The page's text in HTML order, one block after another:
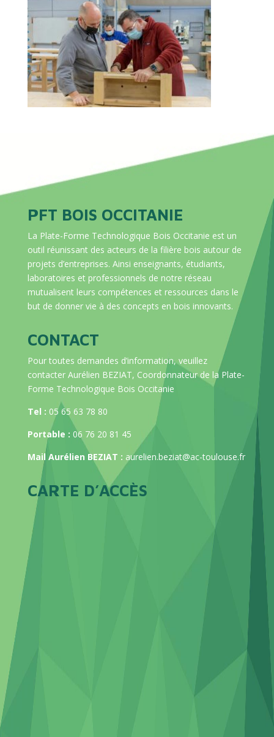
PFT BOIS OCCITANIE
La Plate-Forme Technologique Bois Occitanie est un
outil réunissant des acteurs de la filière bois autour de
projets d’entreprises. Ainsi enseignants, étudiants,
laboratoires et professionnels de notre réseau
mutualisent leurs compétences et ressources dans le
but de donner vie à des concepts en bois innovants.
CONTACT
Pour toutes demandes d’information, veuillez
contacter Aurélien BEZIAT, Coordonnateur de la Plate-
Forme Technologique Bois Occitanie
Tel : 05 65 63 78 80
Portable : 06 76 20 81 45
Mail Aurélien BEZIAT : aurelien.beziat@ac-toulouse.fr
CARTE D’ACCÈS